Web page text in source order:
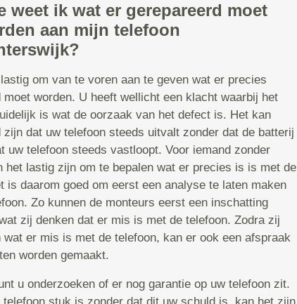
weet ik wat er gerepareerd moet
aan mijn telefoon
om van te voren aan te geven wat er precies
moet worden. U heeft wellicht een klacht waarbij het
is wat de oorzaak van het defect is. Het kan
zijn dat uw telefoon steeds uitvalt zonder dat de batterij
uw telefoon steeds vastloopt. Voor iemand zonder
het lastig zijn om te bepalen wat er precies is is met de
is daarom goed om eerst een analyse te laten maken
Zo kunnen de monteurs eerst een inschatting
zij denken dat er mis is met de telefoon. Zodra zij
wat er mis is met de telefoon, kan er ook een afspraak
worden gemaakt.
u onderzoeken of er nog garantie op uw telefoon zit.